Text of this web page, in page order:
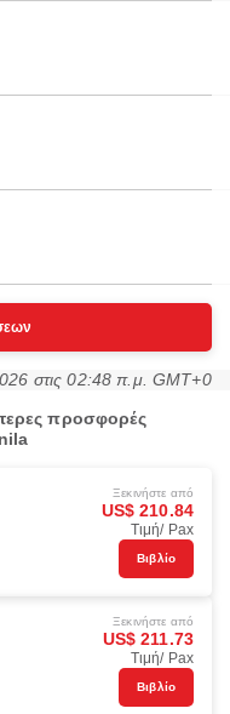
στις 02:48 π.μ. GMT+0
προσφορές
Ξεκινήστε από
US$ 210.84
Τιμή/ Pax
Βιβλίο
Ξεκινήστε από
US$ 211.73
Τιμή/ Pax
Βιβλίο